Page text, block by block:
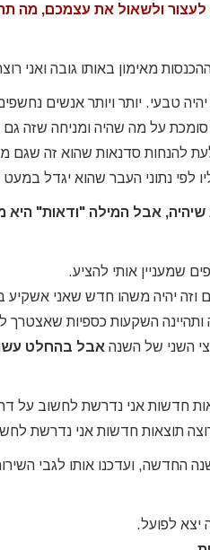
לעצור ולשאול את עצמכם, מה
מאימון באותו גובה ואני
טבעי. יותר ויותר אנשים
סומכת על מה שהיה ומניחה שזה
להנחות סדנאות שהוא זה שגם
לפי נתוני העבר שהוא יגדל
שיהיה, אבל המילה "ודאות"
שמעניין אותי להציע.
וזה יהיה משהו חדש שאני אשקיע
השקעות כספיות שאצטרך
השני של השנה אבל בהחלט
חדשות אני נדרשת לחשוב על
תוצאות חדשות אני נדרשת
החדשה, ועדכנו אותו לגבי